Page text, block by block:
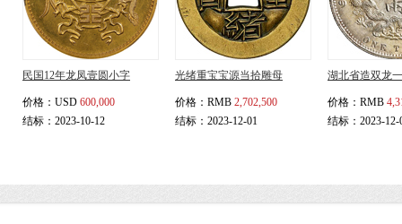
民国12年龙凤壹圆小字
价格： USD 600,000
结标：2023-10-12
光绪重宝宝源当拾雕母
价格： RMB 2,702,500
结标：2023-12-01
湖北省造双龙
价格： RMB
结标：2023-12-